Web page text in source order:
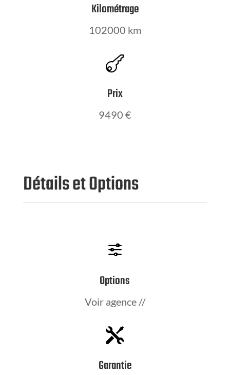
Kilométrage
102000 km

Prix
9490 €
Détails et Options
f
Options
Voir agence //

Garantie